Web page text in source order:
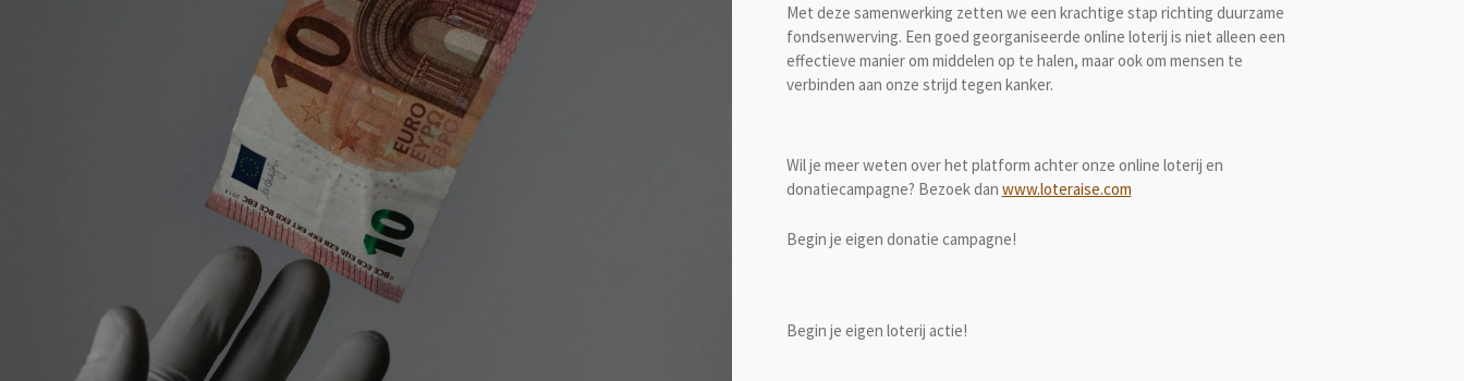
Met deze samenwerking zetten we een krachtige stap richting duurzame
fondsenwerving. Een goed georganiseerde online loterij is niet alleen een
effectieve manier om middelen op te halen, maar ook om mensen te
verbinden aan onze strijd tegen kanker.
Wil je meer weten over het platform achter onze online loterij en
donatiecampagne? Bezoek dan www.loteraise.com
Begin je eigen donatie campagne!
Begin je eigen loterij actie!